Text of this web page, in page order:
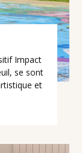
Impact
se sont
et